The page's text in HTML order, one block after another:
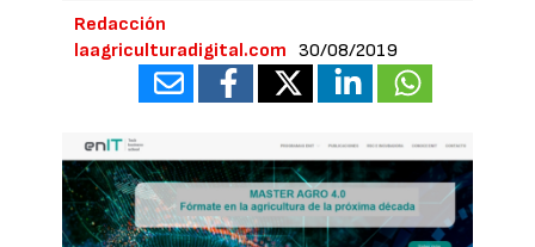
Redacción
laagriculturadigital.com
30/08/2019